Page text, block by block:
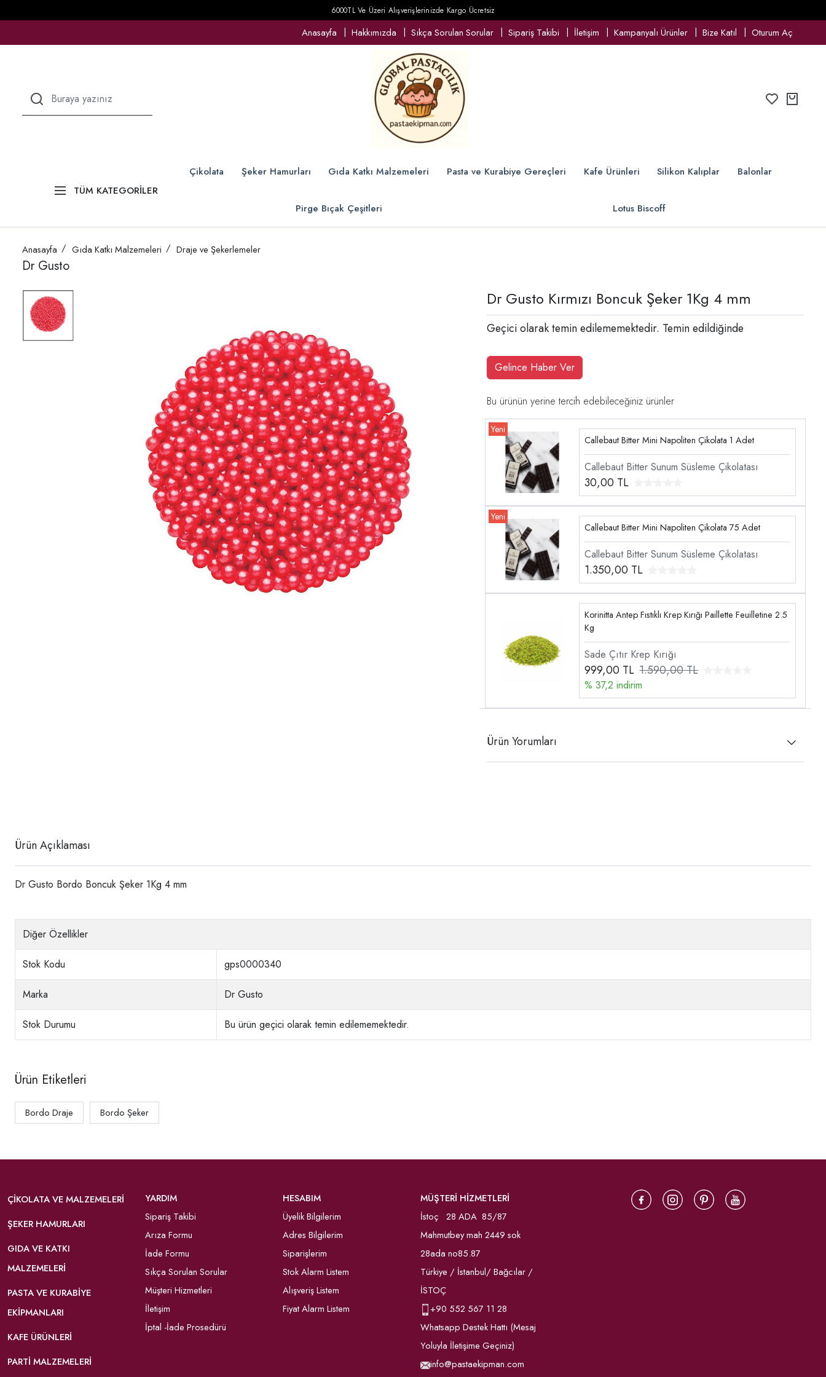
6000TL Ve Üzeri Alışverişlerinizde Kargo Ücretsiz
Anasayfa Hakkımızda Sıkça Sorulan Sorular Sipariş Takibi İletişim Kampanyalı Ürünler Bize Katıl Oturum Aç
TÜM KATEGORİLER
Çikolata Şeker Hamurları Gıda Katkı Malzemeleri Pasta ve Kurabiye Gereçleri Kafe Ürünleri Silikon Kalıplar Balonlar
Pirge Bıçak Çeşitleri Lotus Biscoff
Anasayfa Gıda Katkı Malzemeleri Draje ve Şekerlemeler
Dr Gusto
Dr Gusto Kırmızı Boncuk Şeker 1Kg 4 mm
Geçici olarak temin edilememektedir. Temin edildiğinde
Gelince Haber Ver
Bu ürünün yerine tercih edebileceğiniz ürünler
Callebaut Bitter Mini Napoliten Çikolata 1 Adet
Callebaut Bitter Sunum Süsleme Çikolatası
30,00 TL
Callebaut Bitter Mini Napoliten Çikolata 75 Adet
Callebaut Bitter Sunum Süsleme Çikolatası
1.350,00 TL
Korinitta Antep Fıstıklı Krep Kırığı Paillette Feuilletine 2.5
Kg
Sade Çıtır Krep Kırığı
999,00 TL 1.590,00 TL
% 37,2 indirim
Ürün Yorumları
Ürün Açıklaması
Dr Gusto Bordo Boncuk Şeker 1Kg 4 mm
Diğer Özellikler
Stok Kodu gps0000340
Marka Dr Gusto
Stok Durumu Bu ürün geçici olarak temin edilememektedir.
Ürün Etiketleri
Bordo Draje Bordo Şeker
ÇIKOLATA VE MALZEMELERI
ŞEKER HAMURLARI
GIDA VE KATKI
MALZEMELERI
PASTA VE KURABIYE
EKIPMANLARI
KAFE ÜRÜNLERI
PARTI MALZEMELERI
YARDIM
Sipariş Takibi
Arıza Formu
İade Formu
Sıkça Sorulan Sorular
Müşteri Hizmetleri
İletişim
İptal -İade Prosedürü
HESABIM
Üyelik Bilgilerim
Adres Bilgilerim
Siparişlerim
Stok Alarm Listem
Alışveriş Listem
Fiyat Alarm Listem
MÜŞTERİ HİZMETLERİ
İstoç 28 ADA 85/87
Mahmutbey mah 2449 sok
28ada no85.87
Türkiye / İstanbul/ Bağcılar /
İSTOÇ
+90 552 567 11 28
Whatsapp Destek Hattı (Mesaj
Yoluyla İletişime Geçiniz)
info@pastaekipman.com